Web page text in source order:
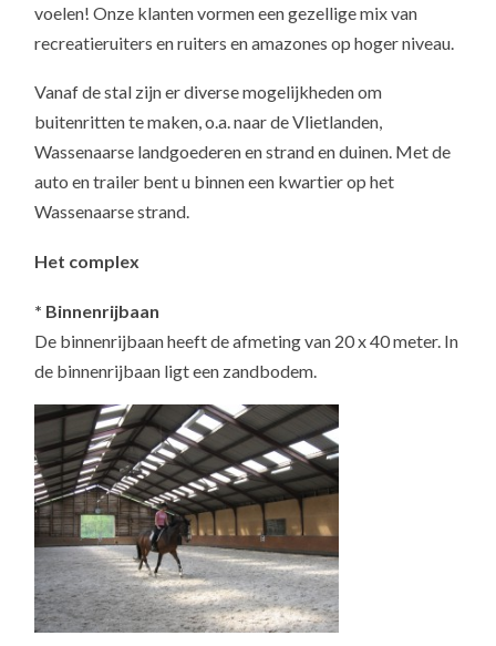
voelen! Onze klanten vormen een gezellige mix van
recreatieruiters en ruiters en amazones op hoger niveau.
Vanaf de stal zijn er diverse mogelijkheden om
buitenritten te maken, o.a. naar de Vlietlanden,
Wassenaarse landgoederen en strand en duinen. Met de
auto en trailer bent u binnen een kwartier op het
Wassenaarse strand.
Het complex
* Binnenrijbaan
De binnenrijbaan heeft de afmeting van 20 x 40 meter. In
de binnenrijbaan ligt een zandbodem.